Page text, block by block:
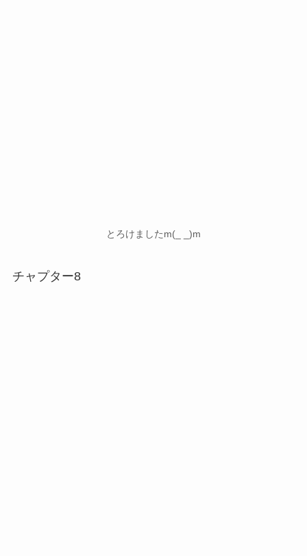
とろけましたm(_ _)m
チャプター8